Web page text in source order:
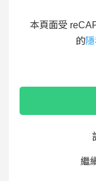
本頁面受
的
繼